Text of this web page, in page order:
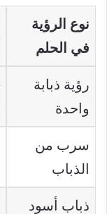
نوع الرؤية
في الحلم
رؤية ذبابة
واحدة
سرب من
الذباب
ذباب أسود